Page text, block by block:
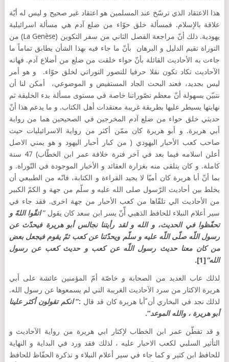
هذا الاعتقاد الذي ترسّخ عند المسلمين هو اعتقاد غير صحيح و ليس له أيّة
علاقة بالإسلام. فمسألة خلق حوّاء من ضلع آدم هي مسألة اسرائيلية
يهودية. ذلك أنّ مراجعة الفصل الثاني من سفر التكوين (La Genèse) من
التوراة تقيم الدليل و البرهان بأنّ ما جاء فيه بهذا الشأن يطابق تماماً ما
جاءت به الأحاديث القائلة بأنّ حواء خلقت من ضلع من أضلاع آدم. فهاته
الآحاديث تكاد تكون نقلا حرفيا للتصور التوراتي لخلق حوّاء. و هو أمر
ليس بجديد، فعند البحث الجاد المستفيض و الموضوعي، أمكن لنا أن
نتبيّن بسهولة أنّ معظم تصّوراتنا خاصة في مستوى مسألة بدء الخليقة ثم
نهايتها يسيطر عليها بطريقة غريبة معتقدات أهل الكتاب. و ما يدعم هذا أنّ
حديثي خلق حواء من ضلع آدم المخرجين في الصحيحين هما من رواية
أبي هريرة. و أبو هريرة كان ممّن أكثر من رواية الاسرائيليات حيث
صاحب كعب الأحبار اليهودي ( من كبار أحبار اليهود و هو يمني الاصل
أعلن اسلامه فيما بعد في آخر فترة خلافة عمر ابن الخطّاب) 47 سنة
كاملة. و كان يتلقى منه بغزارة العقائد و الأخبار الموجودة في التّوراة. و
بما أنّ أبا هريرة كان أميّا لا يجيد القراءة و الكتابة، فانّه من الطبيعي أن
يخلط بين أحاديث الرّسول صلى الله عليه و سلّم من جهة و الكمّ الكبير
من الأحاديث الي تلقّاها من كعب الأحبار من جهة اخرى. فقد جاء في
سير أعلام النبلاء للحافظ الذهبي أّنّ يسر ابن سعد كان يقول ”اتقّوا اللهّ و
تحفّظوا في الحديث، و الله و لقد رأيتنا نجالس أبو هريرة فيحدّث عن
رسول اللّه صلّى اللّه عليه و سلّم ويحدّثنا عن كعب ثمّ يقوم فيجعل بعض
من كان معنا حديث رسول اللّه عن كعب و حديث كعب عن رسول
الله”[1]
.
لذلك عاب العديد من الصحابة و خاصّة أمّ المؤمنين عائشة على أبي
هريرة الاكثار من سرد الآحاديث الغريبة التي لم يسمعوها عن رسول الله.
لذلك نجد في البخاري أن ّأبا هريرة كان قد قال :” انكم تقولون أكثر علينا
أبو هريرة ، والله الموعد“.
و قد تفطّن عمر ابن الخطاب لإكثار ابي هريرة من رواية الآحاديث و
التأثير السلبي لكعب الاحبار عليه ، لذلك فقد ورد في البداية و النهاية
للحافظ ابن كثير و كما جاء في سير أعلام النبلاء و تذكرة الحفّاظ للحافظ